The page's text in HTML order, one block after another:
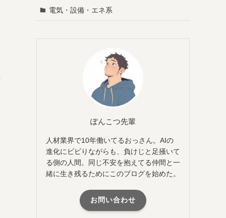
電気・設備・エネ系
ぽんこつ先輩
人材業界で10年働いてるおっさん。AIの
進化にビビりながらも、負けじと足掻いて
る側の人間。同じ不安を抱えてる仲間と一
緒に生き残るためにこのブログを始めた。
お問い合わせ